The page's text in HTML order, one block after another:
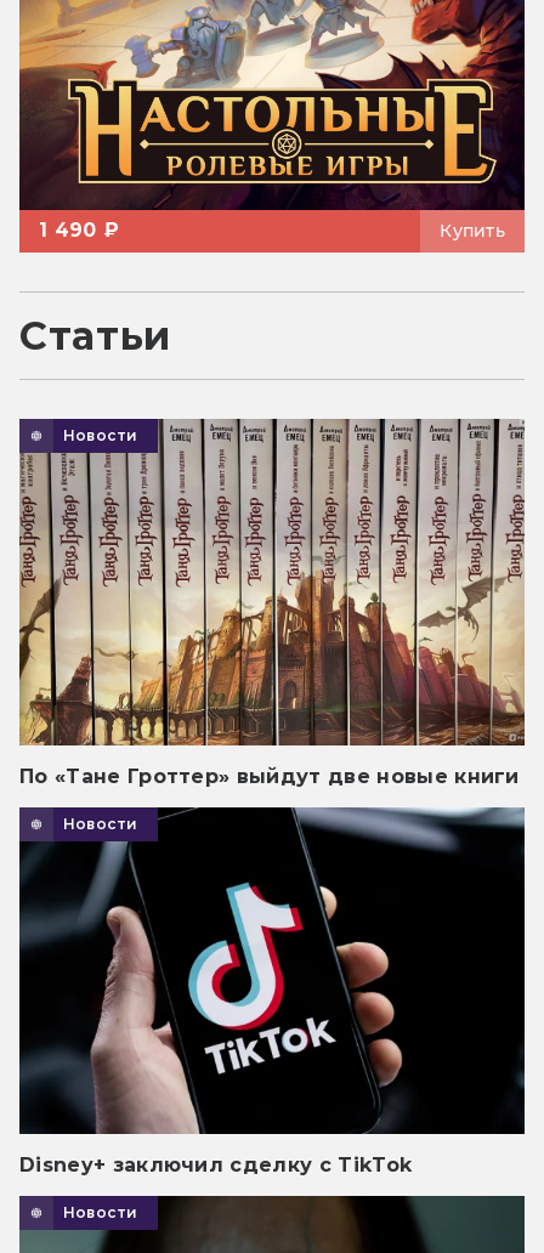
1 490 ₽ Купить
Статьи
Новости
По «Тане Гроттер» выйдут две новые книги
Новости
Disney+ заключил сделку с TikTok
Новости